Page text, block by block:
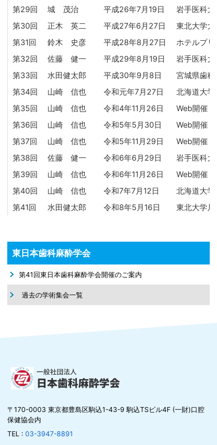
第29回
城 茂治 平成26年7月19日
岩手医科
第30回
正木 英二 平成27年6月27日
東北大学
第31回
鈴木 史彦 平成28年8月27日
ホテルプ
第32回
佐藤 健一 平成29年8月19日
岩手医科
第33回
水田健太郎 平成30年9月8日
宮城県歯
第34回
山崎 信也 令和元年7月27日
北海道大
第35回
山崎 信也 令和4年11月26日
Web開催
第36回
山崎 信也 令和5年5月30日
Web開催
第37回
山崎 信也 令和5年11月29日
Web開催
第38回
佐藤 健一 令和6年6月29日
岩手医科
第39回
山崎 信也 令和6年11月26日
Web開催
第40回
山崎 信也 令和7年7月12日
北海道大
第41回
水田健太郎 令和8年5月16日 東北大学
東日本歯科麻酔学会
第41回東日本歯科麻酔学会開催のご案内
過去の学術集会一覧
〒170-0003 東京都豊島区駒込1-43-9 駒込TSビル4F (一財)口腔
保健協会内
TEL : 03-3947-8891